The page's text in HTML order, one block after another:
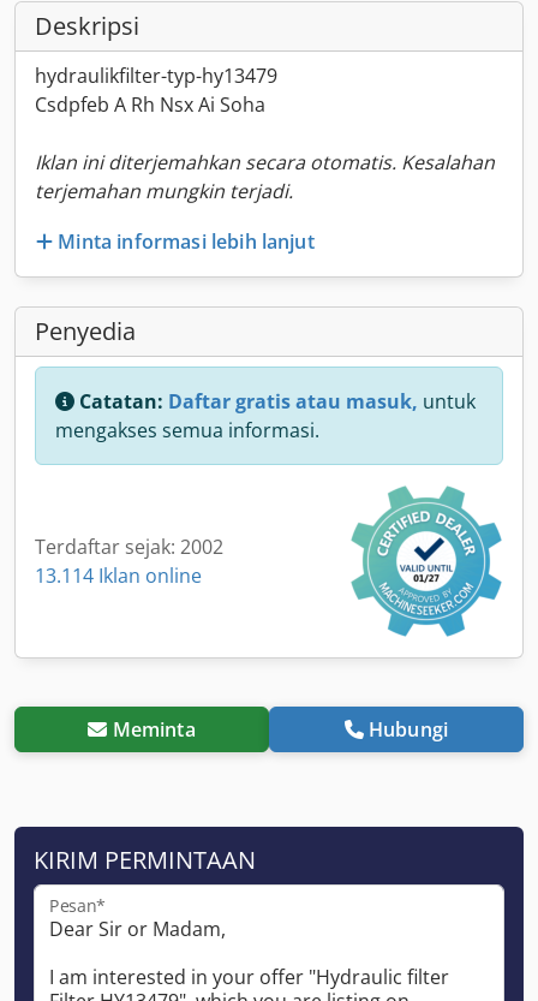
Deskripsi
hydraulikfilter-typ-hy13479
Csdpfeb A Rh Nsx Ai Soha
Iklan ini diterjemahkan secara otomatis. Kesalahan
terjemahan mungkin terjadi.
Minta informasi lebih lanjut
Penyedia
Catatan: Daftar gratis atau masuk, untuk
mengakses semua informasi.
Terdaftar sejak: 2002
13.114 Iklan online
Meminta Hubungi
KIRIM PERMINTAAN
Pesan*